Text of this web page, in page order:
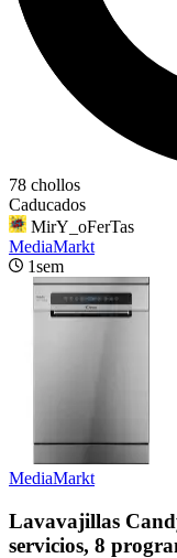
78 chollos
Caducados
MirY_oFerTas
MediaMarkt
1sem
MediaMarkt
Lavavajillas
servicios, 8